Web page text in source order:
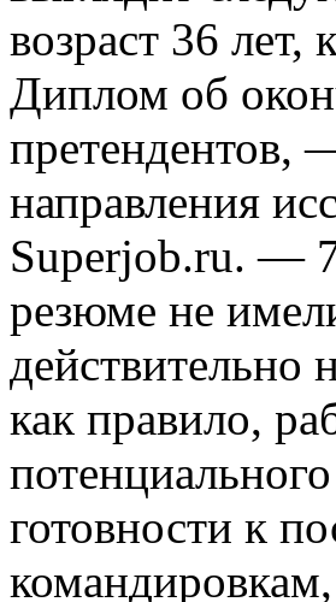
возраст 36 лет,
Диплом об
претендентов,
направления
Superjob.ru. —
резюме не
действительно
как правило,
готовности к